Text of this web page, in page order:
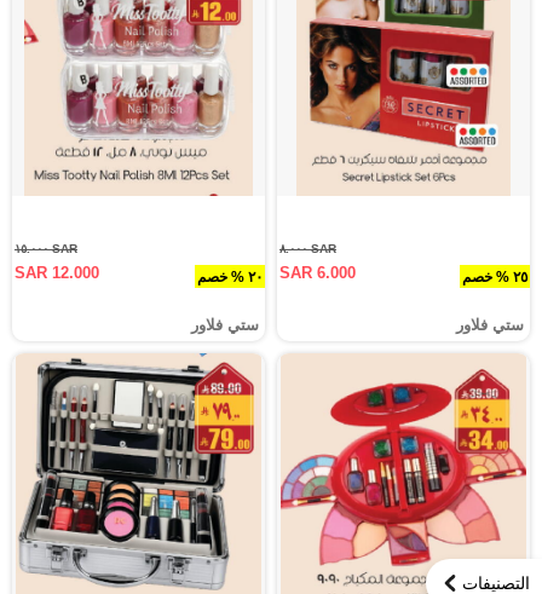
التصنيفات
٢٥ % خصم
SAR ٨.٠٠٠
SAR 6.000
ستي فلاور
٢٠ % خصم
SAR ١٥.٠٠٠
SAR 12.000
ستي فلاور